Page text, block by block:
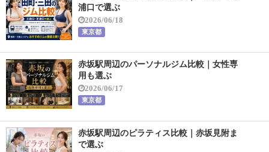
浦口で選ぶ
2026/06/18
東京都
赤坂駅周辺のパーソナルジム比較｜女性専
用も選ぶ
2026/06/17
東京都
赤坂駅周辺のピラティス比較｜赤坂見附ま
で選ぶ